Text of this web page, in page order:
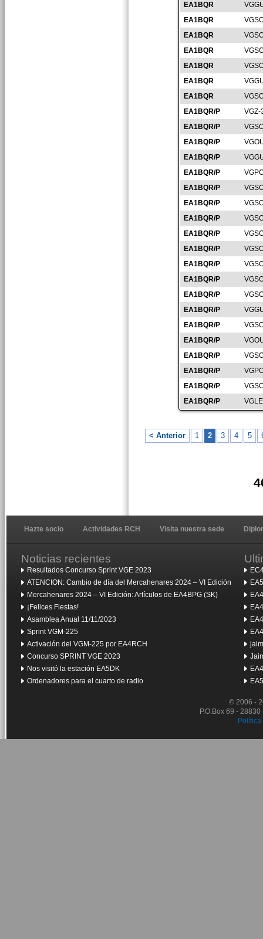
EA1BQR
EA1BQR
EA1BQR
EA1BQR
EA1BQR
EA1BQR
EA1BQR
EA1BQR/P
VGZ-
EA1BQR/P
EA1BQR/P
EA1BQR/P
EA1BQR/P
EA1BQR/P
EA1BQR/P
EA1BQR/P
EA1BQR/P
EA1BQR/P
EA1BQR/P
EA1BQR/P
EA1BQR/P
EA1BQR/P
EA1BQR/P
EA1BQR/P
EA1BQR/P
EA1BQR/P
EA1BQR/P
EA1BQR/P
< Anterior 1 2 3 4 5
Hazte socio Actividades RCH Visita nuestra sede
Noticias recientes
Resultados Concurso Sprint VGE 2023
ATENCION: Cambio de día del Mercahenares 2024 – VI Edición
Mercahenares 2024 – VI Edición: Artículos de EA4BPG (SK)
¡Felices Fiestas!
Asamblea Anual 11/11/2023
Sprint VGM-225
Activación del VGM-225 por EA4RCH
Concurso SPRINT VGE 2023
Nos visitó la estación EA5DK
Ordenadores para el cuarto de radio
© 2006 -
P.O.Box 69 -